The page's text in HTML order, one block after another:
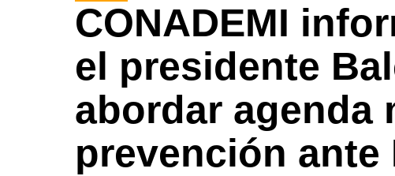
CONADEMI
el presidente
abordar agenda
prevención ante